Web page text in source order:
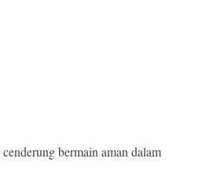
bermain aman dalam